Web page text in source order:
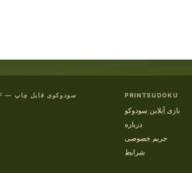
PRINTSUDOKU
بازی آنلاین سودوکو
درباره
حریم خصوصی
شرایط
سودوکوی قابل چاپ — PDF رایگان